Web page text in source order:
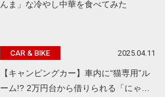
んま」な冷やし中華を食べてみた
CAR & BIKE 2025.04.11
【キャンピングカー】車内に“猫専用”ル
ーム!? 2万円台から借りられる「にゃ…